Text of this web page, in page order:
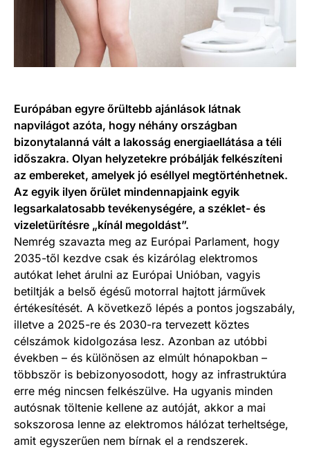
Európában egyre őrültebb ajánlások látnak
napvilágot azóta, hogy néhány országban
bizonytalanná vált a lakosság energiaellátása a téli
időszakra. Olyan helyzetekre próbálják felkészíteni
az embereket, amelyek jó eséllyel megtörténhetnek.
Az egyik ilyen őrület mindennapjaink egyik
legsarkalatosabb tevékenységére, a széklet- és
vizeletürítésre „kínál megoldást”.
Nemrég szavazta meg az Európai Parlament, hogy
2035-től kezdve csak és kizárólag elektromos
autókat lehet árulni az Európai Unióban, vagyis
betiltják a belső égésű motorral hajtott járművek
értékesítését. A következő lépés a pontos jogszabály,
illetve a 2025-re és 2030-ra tervezett köztes
célszámok kidolgozása lesz. Azonban az utóbbi
években – és különösen az elmúlt hónapokban –
többször is bebizonyosodott, hogy az infrastruktúra
erre még nincsen felkészülve. Ha ugyanis minden
autósnak töltenie kellene az autóját, akkor a mai
sokszorosa lenne az elektromos hálózat terheltsége,
amit egyszerűen nem bírnak el a rendszerek.